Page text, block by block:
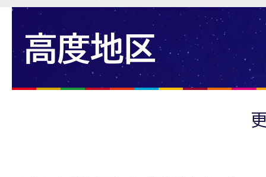
高度地区